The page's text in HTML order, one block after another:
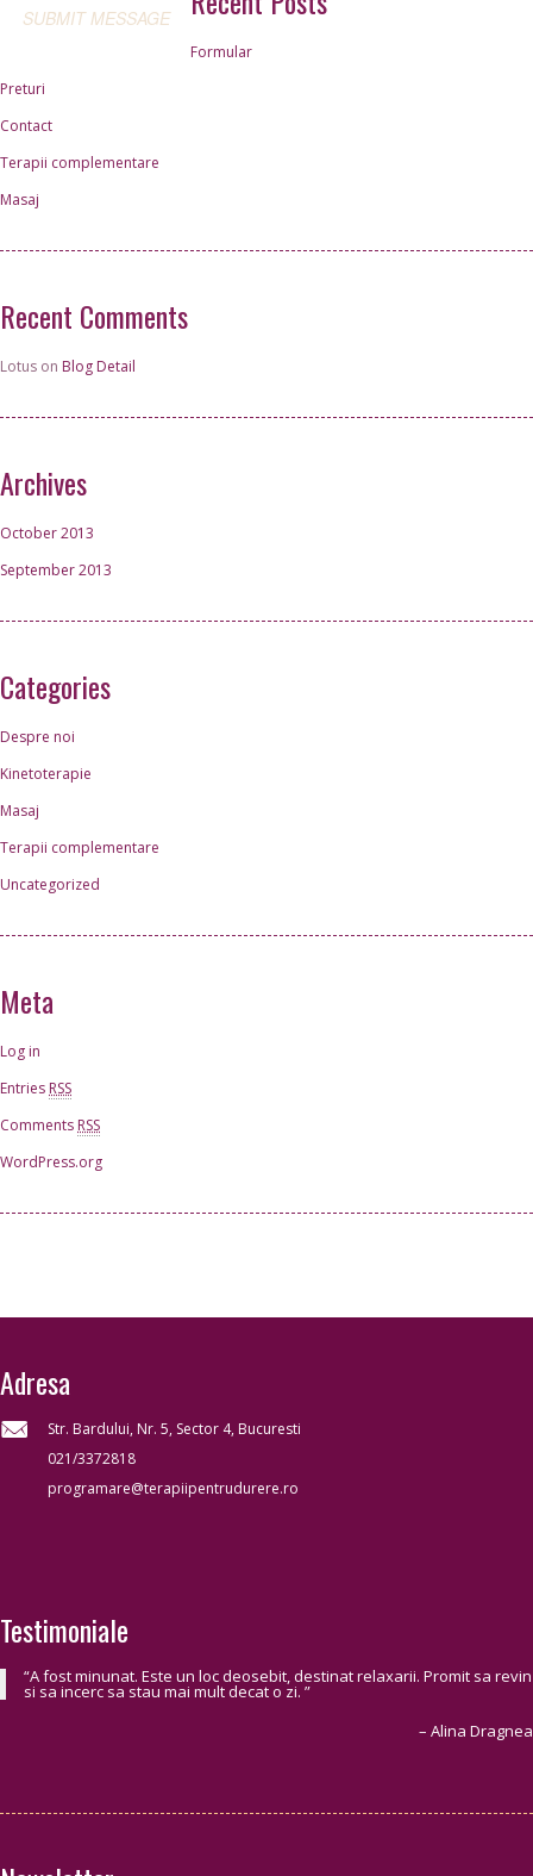
Formular
Preturi
Contact
Terapii complementare
Masaj
Recent Comments
Lotus on Blog Detail
Archives
October 2013
September 2013
Categories
Despre noi
Kinetoterapie
Masaj
Terapii complementare
Uncategorized
Meta
Log in
Entries RSS
Comments RSS
WordPress.org
Adresa
Str. Bardului, Nr. 5, Sector 4, Bucuresti
021/3372818
programare@terapiipentrudurere.ro
Testimoniale
A fost minunat. Este un loc deosebit, destinat relaxarii. Promit sa revin
si sa incerc sa stau mai mult decat o zi.
Alina Dragnea